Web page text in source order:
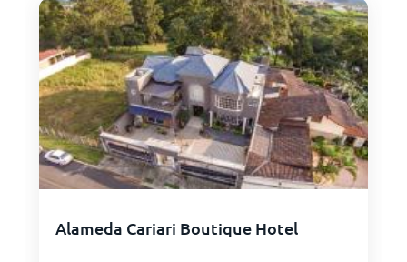
Alameda Cariari Boutique Hotel